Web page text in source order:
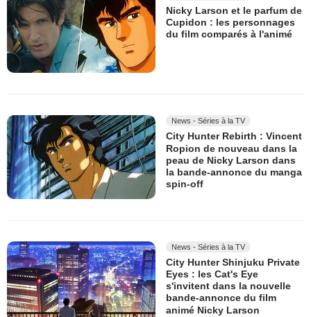
Nicky Larson et le parfum de
Cupidon : les personnages
du film comparés à l'animé
News - Séries à la TV
City Hunter Rebirth : Vincent
Ropion de nouveau dans la
peau de Nicky Larson dans
la bande-annonce du manga
spin-off
News - Séries à la TV
City Hunter Shinjuku Private
Eyes : les Cat's Eye
s'invitent dans la nouvelle
bande-annonce du film
animé Nicky Larson